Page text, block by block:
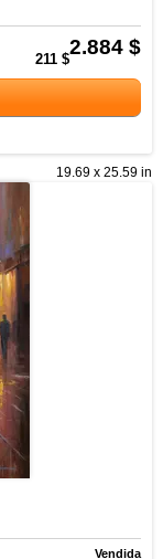
2.884 $
211 $
19.69 x 25.59 in
Vendida